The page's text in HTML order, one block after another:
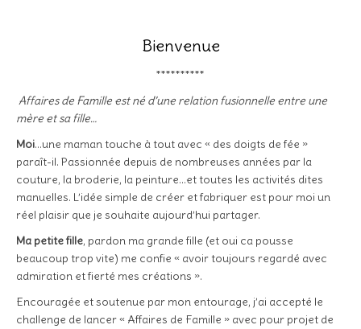
Bienvenue
**********
Affaires de Famille est né d’une relation fusionnelle entre une
mère et sa fille…
Moi…une maman touche à tout avec « des doigts de fée »
paraît-il. Passionnée depuis de nombreuses années par la
couture, la broderie, la peinture…et toutes les activités dites
manuelles. L’idée simple de créer et fabriquer est pour moi un
réel plaisir que je souhaite aujourd’hui partager.
Ma petite fille, pardon ma grande fille (et oui ca pousse
beaucoup trop vite) me confie « avoir toujours regardé avec
admiration et fierté mes créations ».
Encouragée et soutenue par mon entourage, j’ai accepté le
challenge de lancer « Affaires de Famille » avec pour projet de